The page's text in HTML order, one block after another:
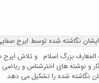
ایشان نگاشته شده توسط ایرج
المعارف بزرگ اسلام و تلاش
و نوشته های اخترشناس و ریاضی
نگاشته شده را تشکیل می دهد